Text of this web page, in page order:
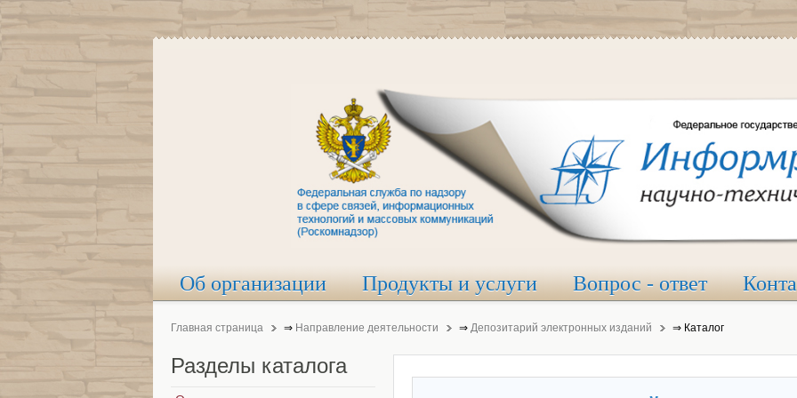
Об организации Продукты и услуги Вопрос - ответ
Главная страница ⇒ Направление деятельности ⇒ Депозитарий электронных изданий ⇒ Каталог
Разделы каталога